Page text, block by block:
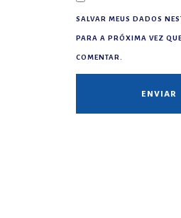
SALVAR MEUS DADOS
PARA A PRÓXIMA VEZ
COMENTAR.